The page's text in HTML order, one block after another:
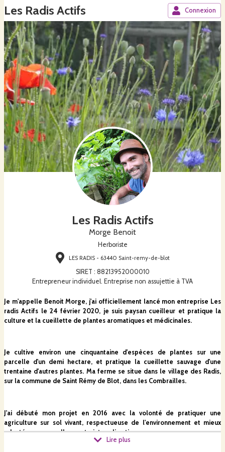
Les Radis Actifs Connexion
Les Radis Actifs
Morge Benoit
Herboriste
LES RADIS - 63440 Saint-remy-de-blot
SIRET : 88213952000010
Entrepreneur individuel. Entreprise non assujettie à TVA
Je m'appelle Benoit Morge, j'ai officiellement lancé mon entreprise Les
radis Actifs le 24 février 2020, je suis paysan cueilleur et pratique la
culture et la cueillette de plantes aromatiques et médicinales.
Je cultive environ une cinquantaine d'espèces de plantes sur une
parcelle d'un demi hectare, et pratique la cueillette sauvage d'une
trentaine d'autres plantes. Ma ferme se situe dans le village des Radis,
sur la commune de Saint Rémy de Blot, dans les Combrailles.
J'ai débuté mon projet en 2016 avec la volonté de pratiquer une
agriculture sur sol vivant, respectueuse de l'environnement et mieux
adaptée aux nouvelles contraintes climatiques.
Lire plus